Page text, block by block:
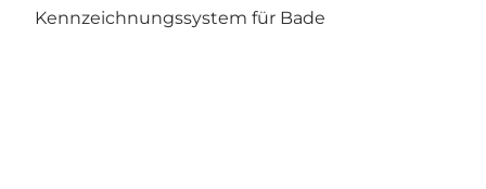
Kennzeichnungssystem für Bade